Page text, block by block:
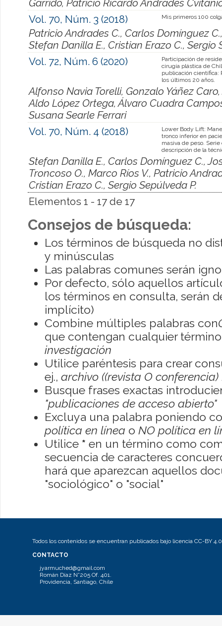
Garrido, Patricio Ricardo Andrades
Vol. 70, Núm. 3 (2018)
Mis primeros 100
Patricio Andrades C., Carlos Domínguez
Stefan Danilla E., Cristian Erazo C., Sergio
Vol. 72, Núm. 6 (2020)
Participación de
cirugía plástica de
publicación científica:
los últimos 20 años.
Alfonso Navia Torelli, Gonzalo Yáñez
Aldo López Ortega, Álvaro Cuadra
Susana Searle Ferrari
Vol. 70, Núm. 4 (2018)
Lower Body Lift:
tronco inferior en
masiva de peso. Serie
descripción de la
Stefan Danilla E., Carlos Domínguez C.,
Troncoso O., Marco Ríos V., Patricio
Cristian Erazo C., Sergio Sepúlveda P.
Elementos 1 - 17 de 17
Consejos de búsqueda:
Los términos de búsqueda no
y minúsculas
Las palabras comunes serán
Por defecto, sólo aquellos
los términos en consulta, serán
implícito)
Combine múltiples palabras con
que contengan cualquier
investigación
Utilice paréntesis para crear
ej., archivo ((revista O conferencia)
Busque frases exactas
"publicaciones de acceso abierto"
Excluya una palabra poniendo
política en línea o NO política en
Utilice * en un término como
secuencia de caracteres
hará que aparezcan aquellos
"sociológico" o "social"
Todos los contenidos se encuentran publicados bajo licencia CC-BY 4.0
CONTACTO
jyarmuched@gmail.com
Román Díaz N°205 Of. 401.
Providencia, Santiago, Chile